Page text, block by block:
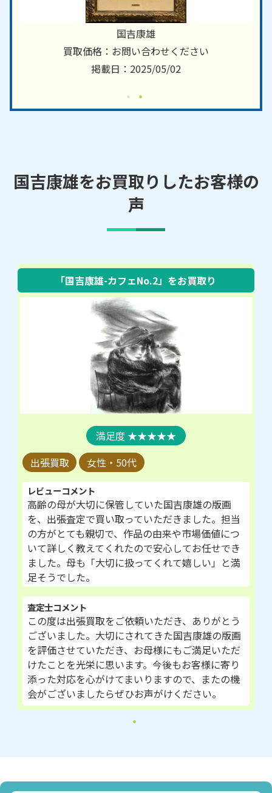
国吉康雄
買取価格：お問い合わせください
掲載日：2025/05/02
国吉康雄をお買取りしたお客様の
声
「国吉康雄-カフェNo.2」 をお買取り
★★★★★
出張買取
女性・50代
レビューコメント
高齢の母が大切に保管していた国吉康雄の版画
を、出張査定で買い取っていただきました。担当
の方がとても親切で、作品の由来や市場価値につ
いて詳しく教えてくれたので安心してお任せでき
ました。母も「大切に扱ってくれて嬉しい」と満
足そうでした。
査定士コメント
この度は出張買取をご依頼いただき、ありがとう
ございました。大切にされてきた国吉康雄の版画
を評価させていただき、お母様にもご満足いただ
けたことを光栄に思います。今後もお客様に寄り
添った対応を心がけてまいりますので、またの機
会がございましたらぜひお声がけください。